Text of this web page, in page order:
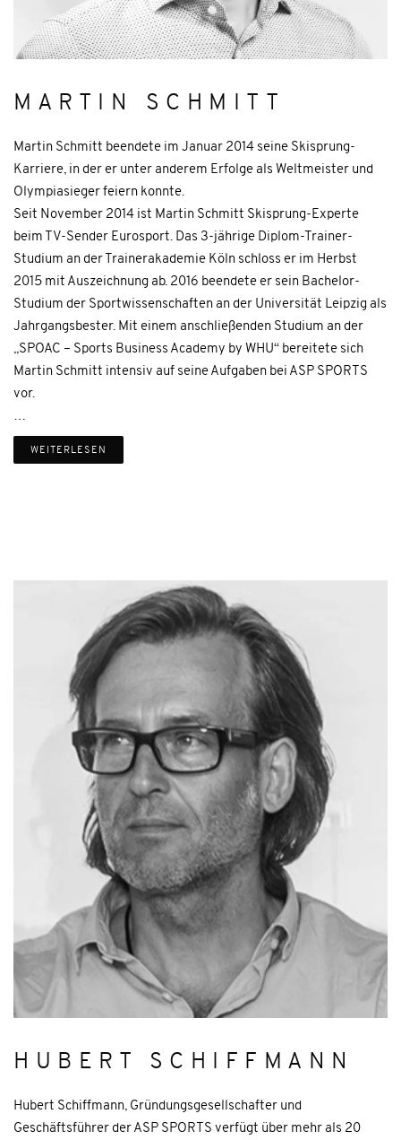
MARTIN SCHMITT
Martin Schmitt beendete im Januar 2014 seine Skisprung-
Karriere, in der er unter anderem Erfolge als Weltmeister und
Olympiasieger feiern konnte.
Seit November 2014 ist Martin Schmitt Skisprung-Experte
beim TV-Sender Eurosport. Das 3-jährige Diplom-Trainer-
Studium an der Trainerakademie Köln schloss er im Herbst
2015 mit Auszeichnung ab. 2016 beendete er sein Bachelor-
Studium der Sportwissenschaften an der Universität Leipzig als
Jahrgangsbester. Mit einem anschließenden Studium an der
„SPOAC – Sports Business Academy by WHU“ bereitete sich
Martin Schmitt intensiv auf seine Aufgaben bei ASP SPORTS
vor.
…
WEITERLESEN
HUBERT SCHIFFMANN
Hubert Schiffmann, Gründungsgesellschafter und
Geschäftsführer der ASP SPORTS verfügt über mehr als 20